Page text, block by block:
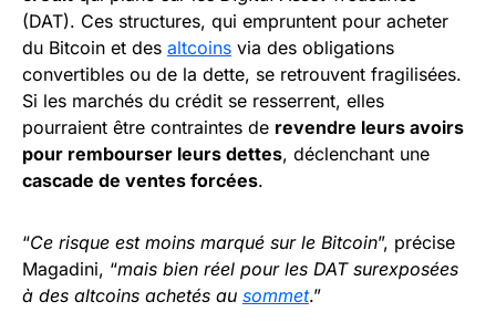
(DAT). Ces structures, qui empruntent pour acheter
du Bitcoin et des altcoins via des obligations
convertibles ou de la dette, se retrouvent fragilisées.
Si les marchés du crédit se resserrent, elles
pourraient être contraintes de revendre leurs avoirs
pour rembourser leurs dettes, déclenchant une
cascade de ventes forcées.
“Ce risque est moins marqué sur le Bitcoin”, précise
Magadini, “mais bien réel pour les DAT surexposées
à des altcoins achetés au sommet.”